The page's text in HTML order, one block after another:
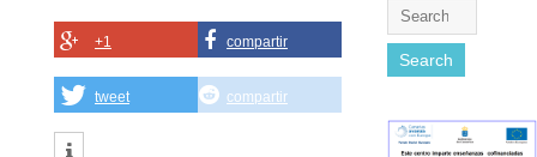
+1 compartir
tweet compartir